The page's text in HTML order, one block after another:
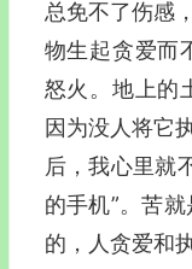
总免不了伤感
物生起贪爱而
怒火。地上的
因为没人将它
后，我心里就
的手机”。苦
的，人贪爱和